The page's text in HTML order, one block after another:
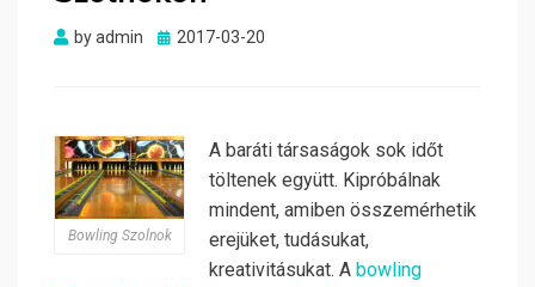
byadmin
Posted
2017-03-20
Bowling Szolnok
A baráti társaságok sok időt
töltenek együtt. Kipróbálnak
mindent, amiben összemérhetik
erejüket, tudásukat,
kreativitásukat. A bowling